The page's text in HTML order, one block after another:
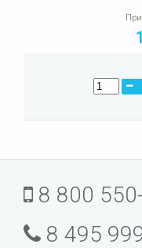
8 800
8 495